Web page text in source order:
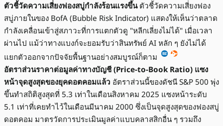
ตัวชี้วัดความเสี่ยงฟองสบู่กำลังร้อนแรงขึ้นตัวชี้วัดความเสี่ยงฟอง
สบู่ภายในของ BofA (Bubble Risk Indicator) แสดงให้เห็นว่าตลาด
กำลังเคลื่อนเข้าสู่สภาวะที่การแตกตัวดู "หลีกเลี่ยงไม่ได้" เมื่อเวลา
ผ่านไป แม้ว่าทางแบงก์จะยอมรับว่าสินทรัพย์ AI หลัก ๆ ยังไม่ได้
แยกตัวออกจากปัจจัยพื้นฐานอย่างสมบูรณ์ก็ตาม
อัตราส่วนราคาต่อมูลค่าทางบัญชี (Price-to-Book Ratio) แซง
หน้าจุดสูงสุดของยุคดอตคอมแล้ว อัตราส่วนนี้ของดัชนี S&P 500 พุ่ง
ขึ้นทำสถิติสูงสุดที่ 5.3 เท่าในเดือนสิงหาคม 2025 แซงหน้าระดับ
5.1 เท่าที่เคยทำไว้ในเดือนมีนาคม 2000 ซึ่งเป็นจุดสูงสุดของฟองสบู่
ดอตคอม มาตรวัดการประเมินมูลค่าแบบคลาสสิกอื่น ๆ รวมถึง